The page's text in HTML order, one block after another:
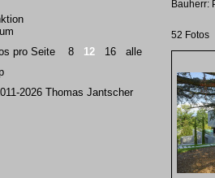
pro Seite 8 12 16
alle
2026 Thomas Jantscher
Bauherr:
52 Fotos